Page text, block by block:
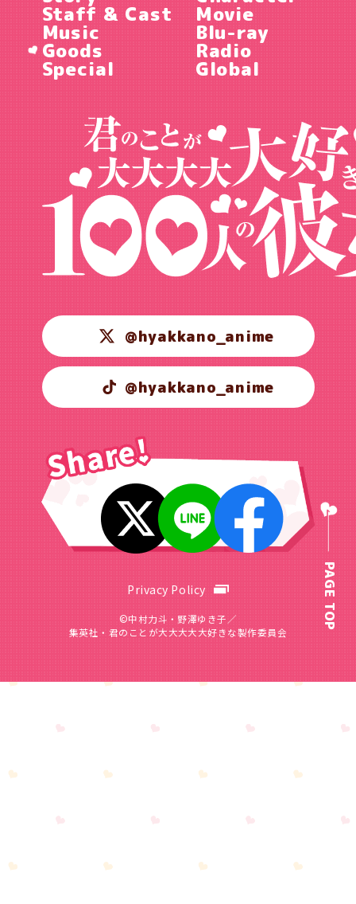
Staff & Cast Movie
Music Blu-ray
Goods Radio
Special Global
@hyakkano_anime
@hyakkano_anime
Privacy Policy
©中村力斗・野澤ゆき子／
集英社・君のことが大大大大大好きな製作委員会
PAGE TOP